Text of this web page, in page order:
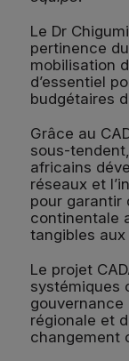
Le Dr
pertinence
mobilisation
d’essentiel
budgétaires
Grâce au
sous-
africains
réseaux et
pour garantir
continentale
tangibles
Le projet
systémiques
gouvernance
régionale et
changement